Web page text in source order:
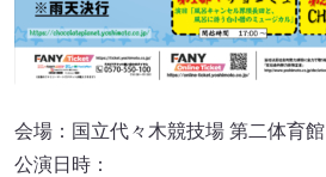
会場：国立代々木競技場 第二体育館
公演日時：